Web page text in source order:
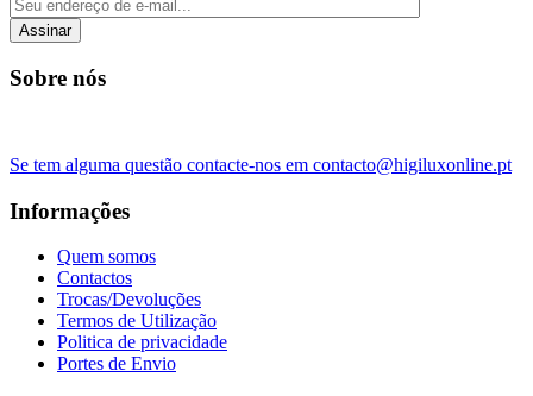
Assinar
Sobre nós
Se tem alguma questão contacte-nos em contacto@higiluxonline.pt
Informações
Quem somos
Contactos
Trocas/Devoluções
Termos de Utilização
Politica de privacidade
Portes de Envio